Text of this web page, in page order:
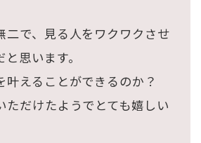
二で、見る人をワクワクさせ
思います。
叶えることができるのか？
ただけたようでとても嬉しい